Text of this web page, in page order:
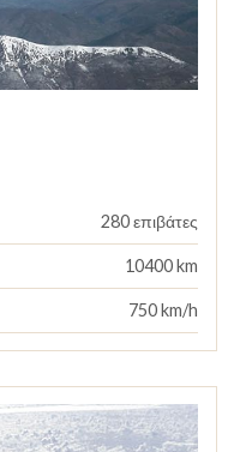
280 επιβάτες
10400 km
750 km/h